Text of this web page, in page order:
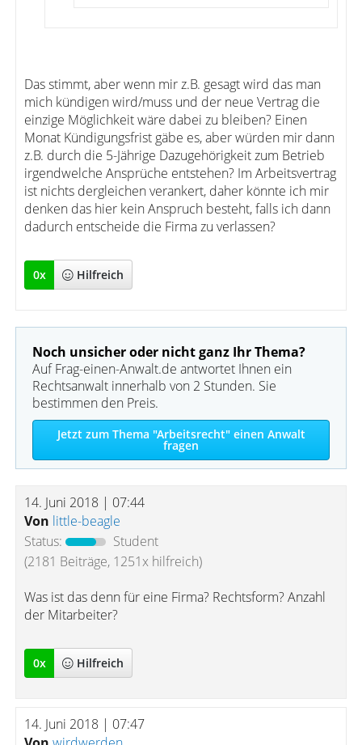
Das stimmt, aber wenn mir z.B. gesagt wird das man
mich kündigen wird/muss und der neue Vertrag die
einzige Möglichkeit wäre dabei zu bleiben? Einen
Monat Kündigungsfrist gäbe es, aber würden mir dann
z.B. durch die 5-Jährige Dazugehörigkeit zum Betrieb
irgendwelche Ansprüche entstehen? Im Arbeitsvertrag
ist nichts dergleichen verankert, daher könnte ich mir
denken das hier kein Anspruch besteht, falls ich dann
dadurch entscheide die Firma zu verlassen?
0x Hilfreich
Noch unsicher oder nicht ganz Ihr Thema?
Auf Frag-einen-Anwalt.de antwortet Ihnen ein
Rechtsanwalt innerhalb von 2 Stunden. Sie
bestimmen den Preis.
Jetzt zum Thema "Arbeitsrecht" einen Anwalt
fragen
14. Juni 2018 | 07:44
Von little-beagle
Status:
Student
(2181 Beiträge, 1251x hilfreich)
Was ist das denn für eine Firma? Rechtsform? Anzahl
der Mitarbeiter?
0x Hilfreich
14. Juni 2018 | 07:47